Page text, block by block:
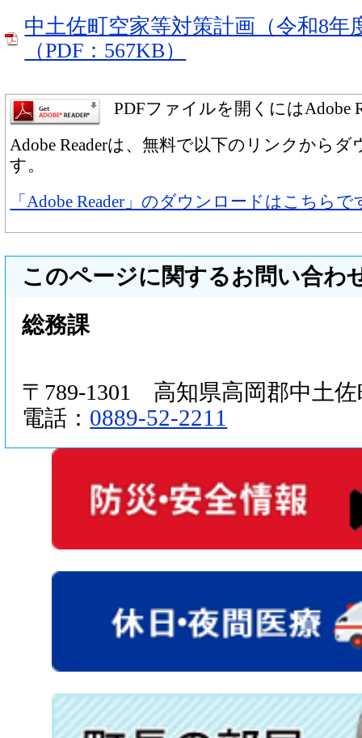
中土佐町空家等対策計画（令和8年
（PDF：567KB）
PDFファイルを開くにはAdobe
Adobe Readerは、無料で以下のリンクから
す。
「Adobe Reader」のダウンロードはこちらで
このページに関するお問い合わ
総務課
〒789-1301 高知県高岡郡中土佐
電話： 0889-52-2211